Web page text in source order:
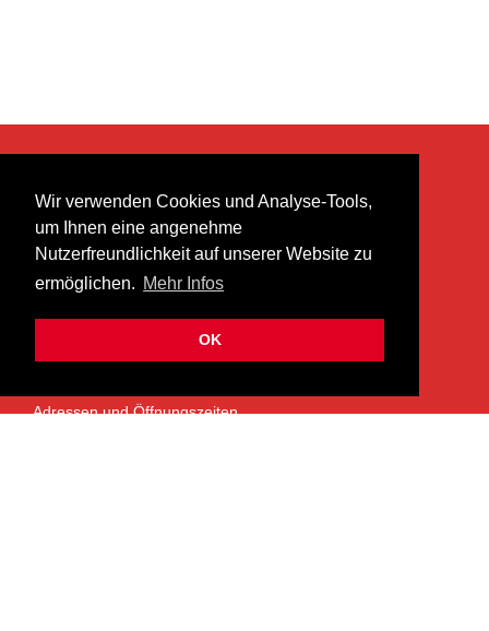
Wir verwenden Cookies und Analyse-Tools,
um Ihnen eine angenehme
Nutzerfreundlichkeit auf unserer Website zu
ermöglichen. Mehr Infos
OK
heer musik ag
Lättenstrasse 35
8952 Schlieren
info@heermusic.com
ÜBER UNS
Adressen und Öffnungszeiten